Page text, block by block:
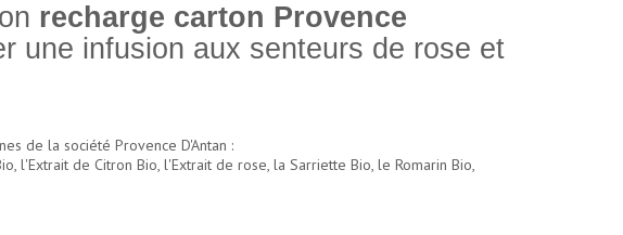
recharge carton Provence
une infusion aux senteurs de rose et
de la société Provence D'Antan :
l'Extrait de Citron Bio, l'Extrait de rose, la Sarriette Bio, le Romarin Bio,